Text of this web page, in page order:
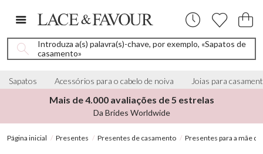
Introduza a(s) palavra(s)-chave, por exemplo, «Sapatos de
casamento»
Sapatos Acessórios para o cabelo de noiva Joias para
Mais de 4.000 avaliações de 5 estrelas
Da Brides Worldwide
Página inicial Presentes Presentes de casamento Presentes para a mãe da